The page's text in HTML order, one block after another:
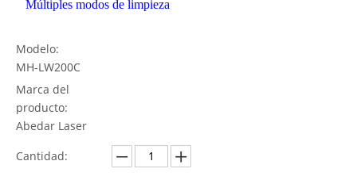
Múltiples modos de limpieza
Modelo:
MH-LW200C
Marca del
producto:
Abedar Laser
Cantidad: